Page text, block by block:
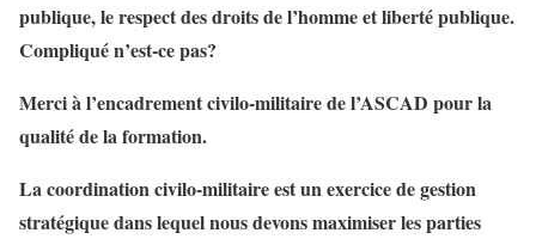
publique, le respect des droits de l’homme et liberté publique.
Compliqué n’est-ce pas?
Merci à l’encadrement civilo-militaire de l’ASCAD pour la
qualité de la formation.
La coordination civilo-militaire est un exercice de gestion
stratégique dans lequel nous devons maximiser les parties